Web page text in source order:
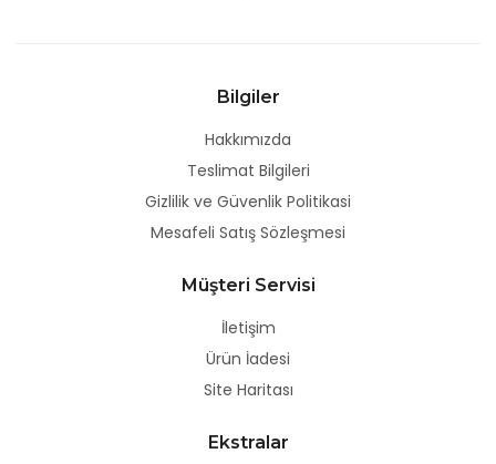
Bilgiler
Hakkımızda
Teslimat Bilgileri
Gizlilik ve Güvenlik Politikasi
Mesafeli Satış Sözleşmesi
Müşteri Servisi
İletişim
Ürün İadesi
Site Haritası
Ekstralar